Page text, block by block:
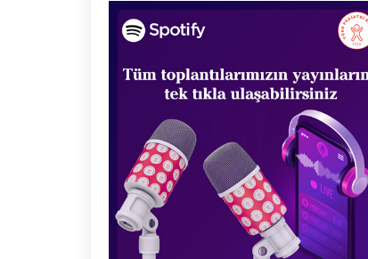
Ateş Yönetiminde Hedeflenmesi
10/02/2021 - Türk Pediatri Kurumu TV
Pediatrik ARDS
05/02/2021 - Türk Pediatri Kurumu TV
Kalıtsal Metabolik Hastalıklarda Acil
Yaklaşım
29/01/2021 - Türk Pediatri Kurumu TV
Antibiyotik Direnci ve Akılcı Antibiyotik
Kullanımı: Akut Otitis Media